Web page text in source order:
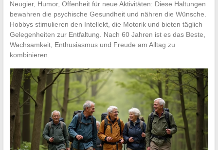
Neugier, Humor, Offenheit für neue Aktivitäten: Diese Haltungen
bewahren die psychische Gesundheit und nähren die Wünsche.
Hobbys stimulieren den Intellekt, die Motorik und bieten täglich
Gelegenheiten zur Entfaltung. Nach 60 Jahren ist es das Beste,
Wachsamkeit, Enthusiasmus und Freude am Alltag zu
kombinieren.